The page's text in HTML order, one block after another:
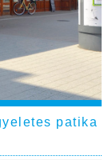
patika